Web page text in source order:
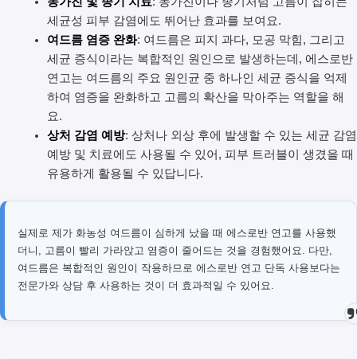
세균성 피부 감염에도 뛰어난 효과를 보여요.
여드름 염증 완화: 여드름은 피지 과다, 모공 막힘, 그리고
세균 증식이라는 복합적인 원인으로 발생하는데, 에스로반
연고는 여드름의 주요 원인균 중 하나인 세균 증식을 억제
하여 염증을 완화하고 고름의 확산을 막아주는 역할을 해
요.
상처 감염 예방: 상처나 외상 후에 발생할 수 있는 세균 감염
예방 및 치료에도 사용될 수 있어, 피부 트러블이 생겼을 때
유용하게 활용될 수 있답니다.
실제로 제가 화농성 여드름이 심하게 났을 때 에스로반 연고를 사용했
더니, 고름이 빨리 가라앉고 염증이 줄어드는 것을 경험했어요. 다만,
여드름은 복합적인 원인이 작용하므로 에스로반 연고 단독 사용보다는
전문가와 상담 후 사용하는 것이 더 효과적일 수 있어요.